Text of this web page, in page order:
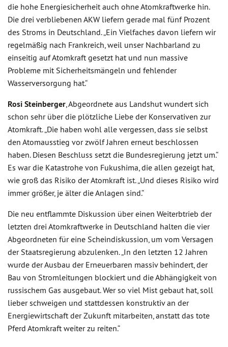
die hohe Energiesicherheit auch ohne Atomkraftwerke hin.
Die drei verbliebenen AKW liefern gerade mal fünf Prozent
des Stroms in Deutschland. „Ein Vielfaches davon liefern wir
regelmäßig nach Frankreich, weil unser Nachbarland zu
einseitig auf Atomkraft gesetzt hat und nun massive
Probleme mit Sicherheitsmängeln und fehlender
Wasserversorgung hat.“
Rosi Steinberger, Abgeordnete aus Landshut wundert sich
schon sehr über die plötzliche Liebe der Konservativen zur
Atomkraft. „Die haben wohl alle vergessen, dass sie selbst
den Atomausstieg vor zwölf Jahren erneut beschlossen
haben. Diesen Beschluss setzt die Bundesregierung jetzt um.“
Es war die Katastrohe von Fukushima, die allen gezeigt hat,
wie groß das Risiko der Atomkraft ist. „Und dieses Risiko wird
immer größer, je älter die Anlagen sind.“
Die neu entflammte Diskussion über einen Weiterbtrieb der
letzten drei Atomkraftwerke in Deutschland halten die vier
Abgeordneten für eine Scheindiskussion, um vom Versagen
der Staatsregierung abzulenken. „In den letzten 12 Jahren
wurde der Ausbau der Erneuerbaren massiv behindert, der
Bau von Stromleitungen blockiert und die Abhängigkeit von
russischem Gas ausgebaut. Wer so viel Mist gebaut hat, soll
lieber schweigen und stattdessen konstruktiv an der
Energiewirtschaft der Zukunft mitarbeiten, anstatt das tote
Pferd Atomkraft weiter zu reiten.“